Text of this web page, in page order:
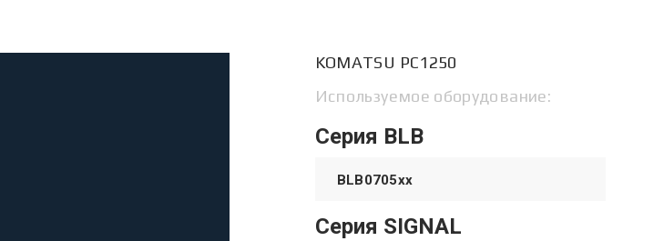
KOMATSU PC1250
Используемое оборудование:
Серия BLB
BLB0705xx
Серия SIGNAL